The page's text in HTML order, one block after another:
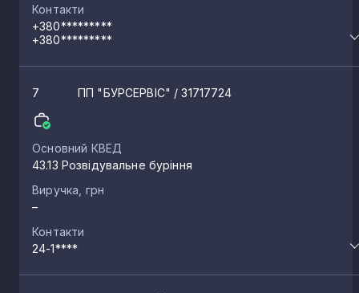
Контакти
+380*********
+380*********
7 ПП "БУРСЕРВІС" / 31717724
Основний КВЕД
43.13 Розвідувальне буріння
Виручка, грн
–
Контакти
24-1****